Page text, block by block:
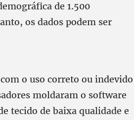
de 1.500
os dados podem ser
o uso correto ou indevido
moldaram o software
tecido de baixa qualidade e